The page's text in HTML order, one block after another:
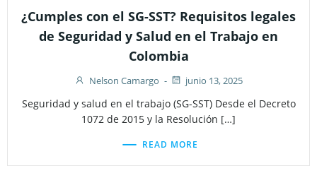
¿Cumples con el SG-SST? Requisitos legales
de Seguridad y Salud en el Trabajo en
Colombia
Nelson Camargo - junio 13, 2025
Seguridad y salud en el trabajo (SG-SST) Desde el Decreto
1072 de 2015 y la Resolución […]
READ MORE